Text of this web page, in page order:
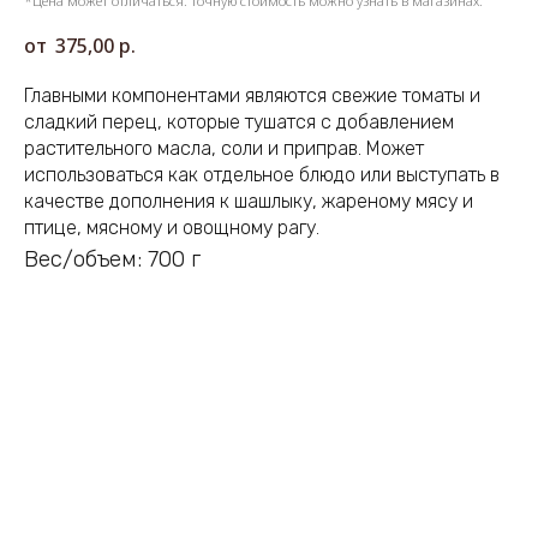
375,00 р.
Главными компонентами являются свежие томаты и
сладкий перец, которые тушатся с добавлением
растительного масла, соли и приправ. Может
использоваться как отдельное блюдо или выступать в
качестве дополнения к шашлыку, жареному мясу и
птице, мясному и овощному рагу.
Вес/объем: 700 г